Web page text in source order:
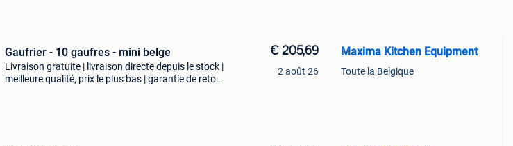
Gaufrier - 10 gaufres - mini belge
Livraison gratuite | livraison directe depuis le stock |
meilleure qualité, prix le plus bas | garantie de retour
€ 205,69
2 août 26
Maxima Kitchen Equipment
Toute la Belgique